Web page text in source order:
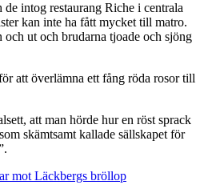
intog restaurang Riche i centrala
kan inte ha fått mycket till matro.
och ut och brudarna tjoade och sjöng
att överlämna ett fång röda rosor till
att man hörde hur en röst sprack
skämtsamt kallade sällskapet för
mot Läckbergs bröllop